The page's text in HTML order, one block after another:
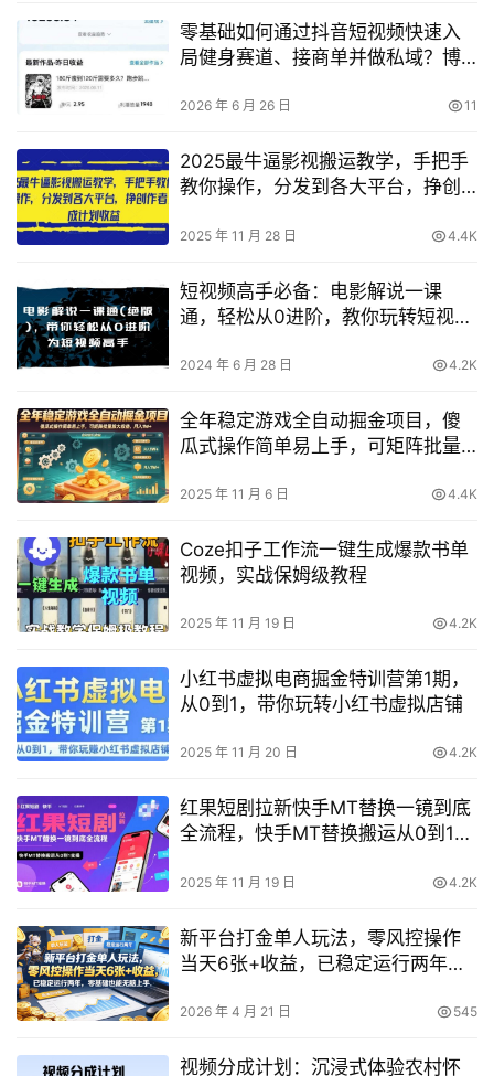
零基础如何通过抖音短视频快速入
局健身赛道、接商单并做私域？博
2026 年 6 月 26 日 11
2025最牛逼影视搬运教学，手把手
教你操作，分发到各大平台，挣创
2025 年 11 月 28 日 4.4K
短视频高手必备：电影解说一课
通，轻松从0进阶，教你玩转短视频
2024 年 6 月 28 日 4.2K
全年稳定游戏全自动掘金项目，傻
瓜式操作简单易上手，可矩阵批量
2025 年 11 月 6 日 4.4K
Coze扣子工作流一键生成爆款书单
视频，实战保姆级教程
2025 年 11 月 19 日 4.2K
小红书虚拟电商掘金特训营第1期，
从0到1，带你玩转小红书虚拟店铺
2025 年 11 月 20 日 4.2K
红果短剧拉新快手MT替换一镜到底
全流程，快手MT替换搬运从0到1实
2025 年 11 月 19 日 4.2K
新平台打金单人玩法，零风控操作
当天6张+收益，已稳定运行两年，
2026 年 4 月 21 日 545
视频分成计划：沉浸式体验农村怀